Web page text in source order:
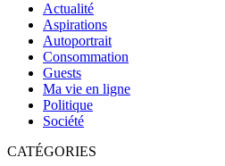
Actualité
Aspirations
Autoportrait
Consommation
Guests
Ma vie en ligne
Politique
Société
CATÉGORIES